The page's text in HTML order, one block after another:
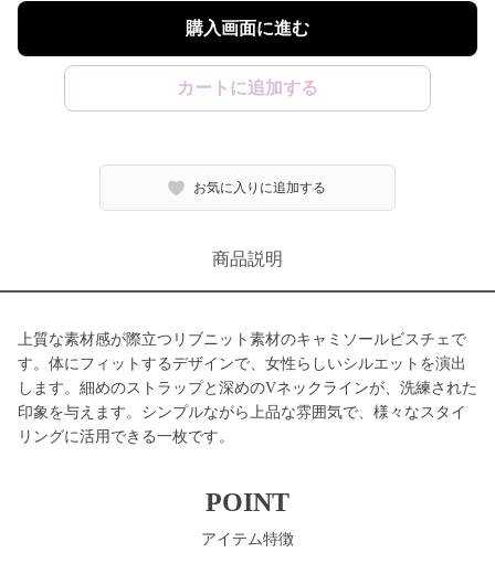
購入画面に進む
カートに追加する
お気に入りに追加する
商品説明
上質な素材感が際立つリブニット素材のキャミソールビスチェで
す。体にフィットするデザインで、女性らしいシルエットを演出
します。細めのストラップと深めのVネックラインが、洗練された
印象を与えます。シンプルながら上品な雰囲気で、様々なスタイ
リングに活用できる一枚です。
POINT
アイテム特徴